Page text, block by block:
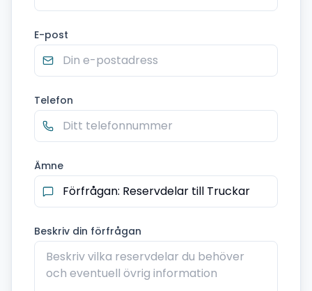
E-post
Telefon
Ämne
Beskriv din förfrågan